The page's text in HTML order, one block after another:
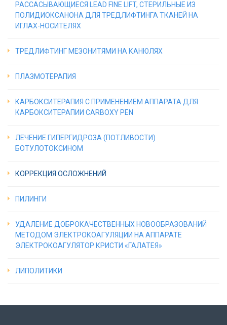
РАССАСЫВАЮЩИЕСЯ LEAD FINE LIFT, СТЕРИЛЬНЫЕ ИЗ
ПОЛИДИОКСАНОНА ДЛЯ ТРЕДЛИФТИНГА ТКАНЕЙ НА
ИГЛАХ-НОСИТЕЛЯХ
ТРЕДЛИФТИНГ МЕЗОНИТЯМИ НА КАНЮЛЯХ
ПЛАЗМОТЕРАПИЯ
КАРБОКСИТЕРАПИЯ С ПРИМЕНЕНИЕМ АППАРАТА ДЛЯ
КАРБОКСИТЕРАПИИ CARBOXY PEN
ЛЕЧЕНИЕ ГИПЕРГИДРОЗА (ПОТЛИВОСТИ)
БОТУЛОТОКСИНОМ
КОРРЕКЦИЯ ОСЛОЖНЕНИЙ
ПИЛИНГИ
УДАЛЕНИЕ ДОБРОКАЧЕСТВЕННЫХ НОВООБРАЗОВАНИЙ
МЕТОДОМ ЭЛЕКТРОКОАГУЛЯЦИИ НА АППАРАТЕ
ЭЛЕКТРОКОАГУЛЯТОР КРИСТИ «ГАЛАТЕЯ»
ЛИПОЛИТИКИ